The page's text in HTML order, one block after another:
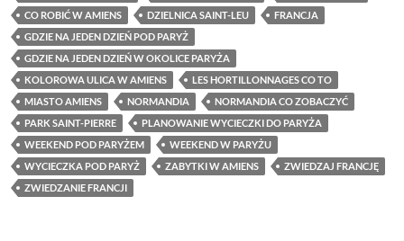
CO ROBIĆ W AMIENS
DZIELNICA SAINT-LEU
FRANCJA
GDZIE NA JEDEN DZIEŃ POD PARYŻ
GDZIE NA JEDEN DZIEŃ W OKOLICE PARYŻA
KOLOROWA ULICA W AMIENS
LES HORTILLONNAGES CO TO
MIASTO AMIENS
NORMANDIA
NORMANDIA CO ZOBACZYĆ
PARK SAINT-PIERRE
PLANOWANIE WYCIECZKI DO PARYŻA
WEEKEND POD PARYŻEM
WEEKEND W PARYŻU
WYCIECZKA POD PARYŻ
ZABYTKI W AMIENS
ZWIEDZAJ FRANCJĘ
ZWIEDZANIE FRANCJI